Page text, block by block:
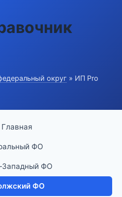
округ » ИП Pro
Главная
ФО
Западный ФО
ФО